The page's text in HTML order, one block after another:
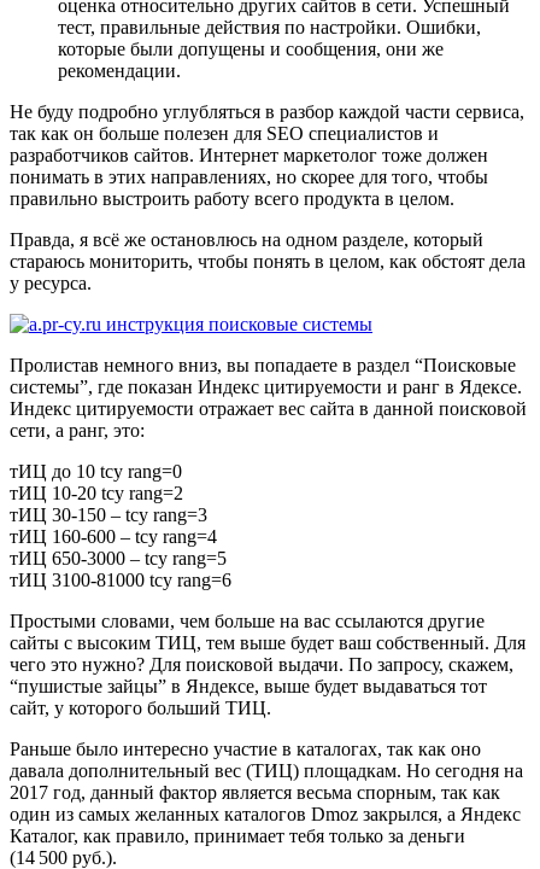
оценка относительно других сайтов в сети. Успешный
тест, правильные действия по настройки. Ошибки,
которые были допущены и сообщения, они же
рекомендации.
Не буду подробно углубляться в разбор каждой части сервиса,
так как он больше полезен для SEO специалистов и
разработчиков сайтов. Интернет маркетолог тоже должен
понимать в этих направлениях, но скорее для того, чтобы
правильно выстроить работу всего продукта в целом.
Правда, я всё же остановлюсь на одном разделе, который
стараюсь мониторить, чтобы понять в целом, как обстоят дела
у ресурса.
Пролистав немного вниз, вы попадаете в раздел “Поисковые
системы”, где показан Индекс цитируемости и ранг в Ядексе.
Индекс цитируемости отражает вес сайта в данной поисковой
сети, а ранг, это:
тИЦ до 10 tcy rang=0
тИЦ 10-20 tcy rang=2
тИЦ 30-150 – tcy rang=3
тИЦ 160-600 – tcy rang=4
тИЦ 650-3000 – tcy rang=5
тИЦ 3100-81000 tcy rang=6
Простыми словами, чем больше на вас ссылаются другие
сайты с высоким ТИЦ, тем выше будет ваш собственный. Для
чего это нужно? Для поисковой выдачи. По запросу, скажем,
“пушистые зайцы” в Яндексе, выше будет выдаваться тот
сайт, у которого больший ТИЦ.
Раньше было интересно участие в каталогах, так как оно
давала дополнительный вес (ТИЦ) площадкам. Но сегодня на
2017 год, данный фактор является весьма спорным, так как
один из самых желанных каталогов Dmoz закрылся, а Яндекс
Каталог, как правило, принимает тебя только за деньги
(14 500 руб.).